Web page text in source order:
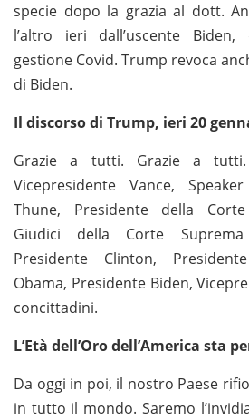
specie dopo la grazia al dott.
l’altro ieri dall’uscente
gestione Covid. Trump revoca
di Biden.
Il discorso di Trump, ieri 20
Grazie a tutti. Grazie a
Vicepresidente Vance,
Thune, Presidente della
Giudici della Corte
Presidente Clinton,
Obama, Presidente Biden,
concittadini.
L’Età dell’Oro dell’America sta
Da oggi in poi, il nostro Paese
in tutto il mondo. Saremo